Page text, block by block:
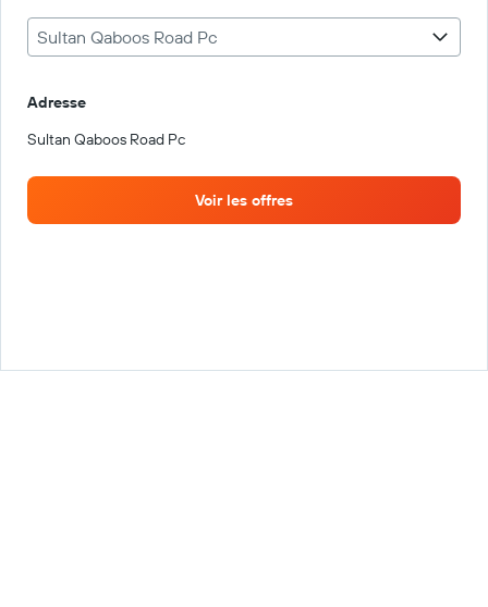
Sultan Qaboos Road Pc
Adresse
Sultan Qaboos Road Pc
Voir les offres